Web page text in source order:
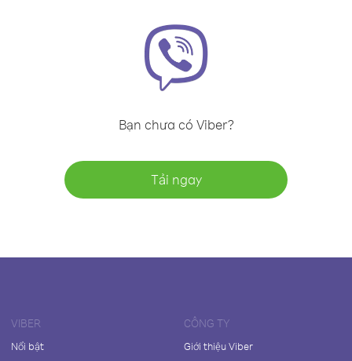
Bạn chưa có Viber?
Tải ngay
VIBER
Nổi bật
CÔNG TY
Giới thiệu Viber